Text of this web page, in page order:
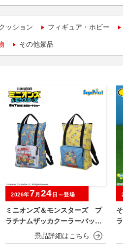
ッション フィギュア・ホビー
その他景品
ミニオンズ＆モンスターズ プ
ラチナムザッカクーラーバック
2026年7 月 24 日～登場